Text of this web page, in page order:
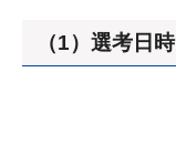
（1）選考日時